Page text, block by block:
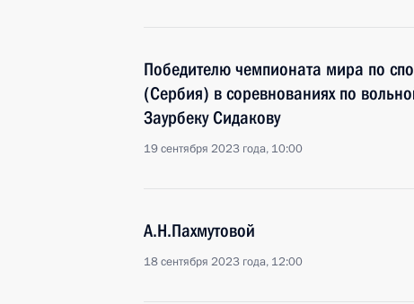
Победителю чемпионата мира по
(Сербия) в соревнованиях по
Заурбеку Сидакову
19 сентября 2023 года, 10:00
А.Н.Пахмутовой
18 сентября 2023 года, 12:00